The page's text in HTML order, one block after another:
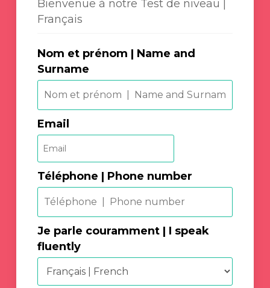
Bienvenue à notre Test de niveau |
Français
Nom et prénom | Name and
Surname
Email
Téléphone | Phone number
Je parle couramment | I speak
fluently